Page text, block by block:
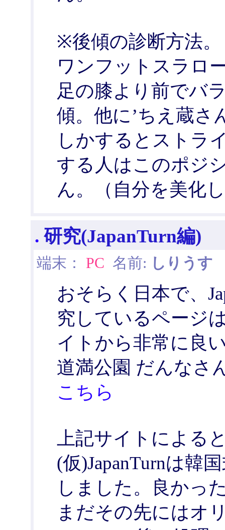
※後傾の診断方法。
ワンフットスラロ
足の膝より前でバ
傾。他に’ちえ蔵さ
しかするとストラ
する人はこのポジ
ん。（自分を美化
. 研究(JapanTurn編)
端末： PC 名前: しりうす
おそらく日本で、
究しているページ
イトから非常に良
道満公園 だんなさ
こちら
上記サイトによる
(仮)JapanTurnは韓
しました。良かっ
まだその先にはオ